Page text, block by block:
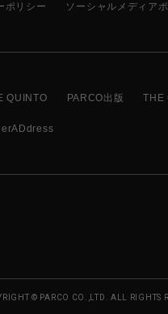
ポリシー ソーシャルメディア
QUINTO PARCO出版 THE
© PARCO CO.,LTD. ALL RIGHTS